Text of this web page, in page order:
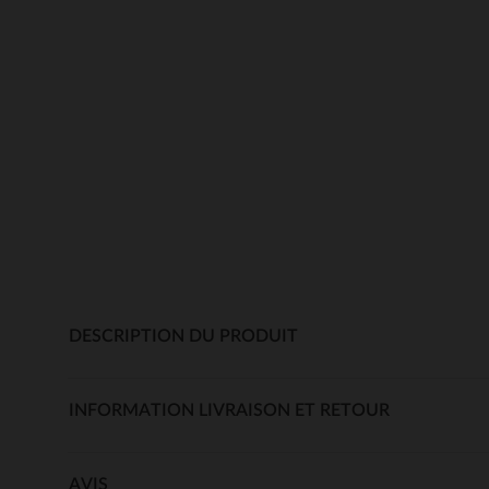
DESCRIPTION DU PRODUIT
INFORMATION LIVRAISON ET RETOUR
AVIS